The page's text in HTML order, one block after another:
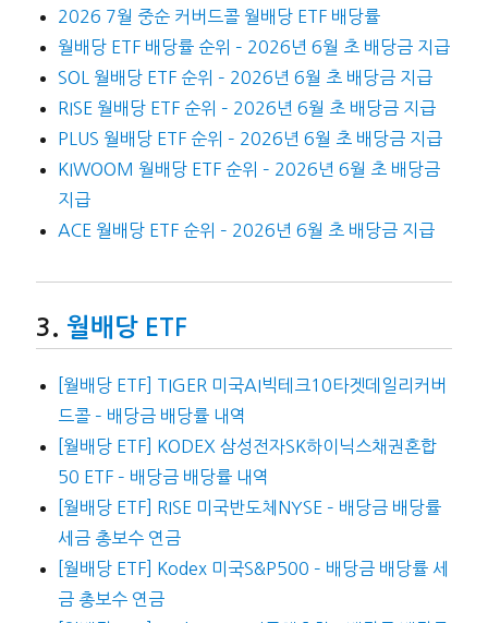
2026 7월 중순 커버드콜 월배당 ETF 배당률
월배당 ETF 배당률 순위 – 2026년 6월 초 배당금 지급
SOL 월배당 ETF 순위 – 2026년 6월 초 배당금 지급
RISE 월배당 ETF 순위 – 2026년 6월 초 배당금 지급
PLUS 월배당 ETF 순위 – 2026년 6월 초 배당금 지급
KIWOOM 월배당 ETF 순위 – 2026년 6월 초 배당금
지급
ACE 월배당 ETF 순위 – 2026년 6월 초 배당금 지급
월배당 ETF
[월배당 ETF] TIGER 미국AI빅테크10타겟데일리커버
드콜 – 배당금 배당률 내역
[월배당 ETF] KODEX 삼성전자SK하이닉스채권혼합
50 ETF – 배당금 배당률 내역
[월배당 ETF] RISE 미국반도체NYSE – 배당금 배당률
세금 총보수 연금
[월배당 ETF] Kodex 미국S&P500 – 배당금 배당률 세
금 총보수 연금